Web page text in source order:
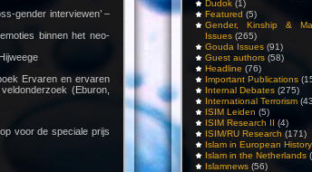
Dudok (1)
Featured (5)
Gender, Kinship &
Issues (265)
Gouda Issues (91)
Guest authors (58)
Headline (76)
Important Publications
Internal Debates (275)
International Terrorism
ISIM Leiden (5)
ISIM Research II (4)
ISIM/RU Research (171)
Islam in European History
Islam in the Netherlands
Islamnews (56)
gender interviewen’ –
binnen het neo-
Ervaren en ervaren
(Eburon,
voor de speciale prijs